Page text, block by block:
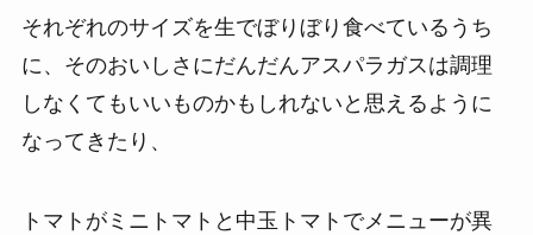
それぞれのサイズを生でぼりぼり食べているうち
に、そのおいしさにだんだんアスパラガスは調理
しなくてもいいものかもしれないと思えるように
なってきたり、
トマトがミニトマトと中玉トマトでメニューが異